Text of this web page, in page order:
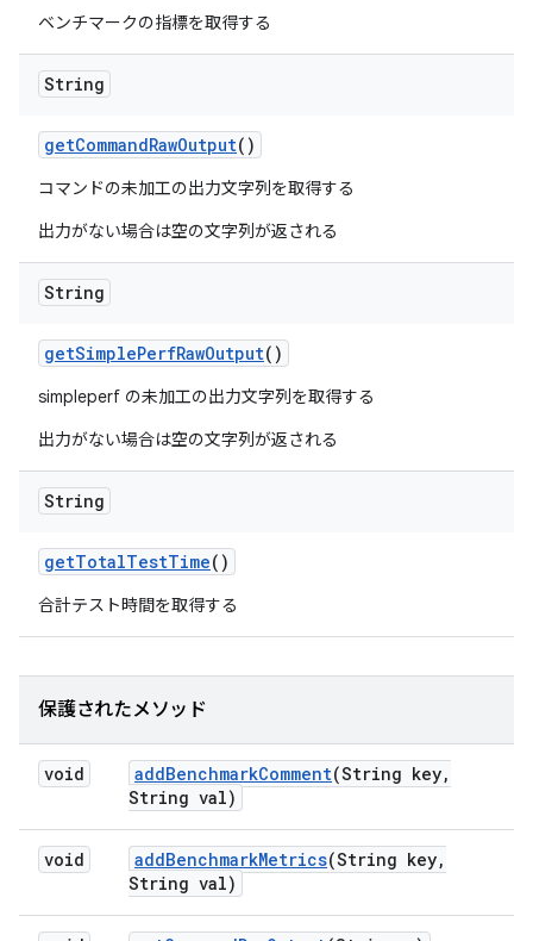
ベンチマークの指標を取得する
String
getCommandRawOutput()
コマンドの未加工の出力文字列を取得する
出力がない場合は空の文字列が返される
String
getSimplePerfRawOutput()
simpleperf の未加工の出力文字列を取得する
出力がない場合は空の文字列が返される
String
getTotalTestTime()
合計テスト時間を取得する
保護されたメソッド
void addBenchmarkComment(String key,
String val)
void addBenchmarkMetrics(String key,
String val)